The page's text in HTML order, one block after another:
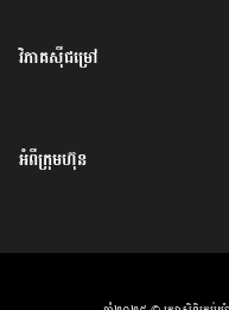
វិភាគសុីជម្រៅ
អំពីក្រុមហ៊ុន